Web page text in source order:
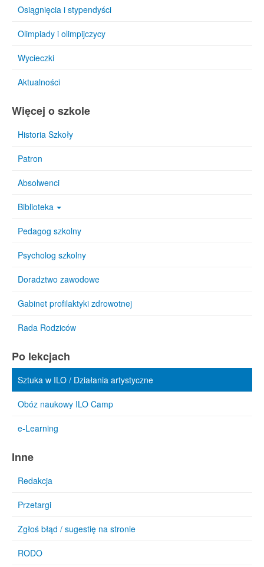
Osiągnięcia i stypendyści
Olimpiady i olimpijczycy
Wycieczki
Aktualności
Więcej o szkole
Historia Szkoły
Patron
Absolwenci
Biblioteka
Pedagog szkolny
Psycholog szkolny
Doradztwo zawodowe
Gabinet profilaktyki zdrowotnej
Rada Rodziców
Po lekcjach
Sztuka w ILO / Działania artystyczne
Obóz naukowy ILO Camp
e-Learning
Inne
Redakcja
Przetargi
Zgłoś błąd / sugestię na stronie
RODO